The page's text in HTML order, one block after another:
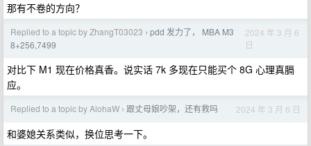
那有不卷的方向？
Replied to a topic by ZhangT03023 › pdd 发力了， MBA M3
8+256,7499
2024 年 3 月 6
日
对比下 M1 现在价格真香。说实话 7k 多现在只能买个 8G 心理真膈
应。
Replied to a topic by AlohaW › 跟丈母娘吵架，还有救吗 2024 年 3 月 6 日
和婆媳关系类似，换位思考一下。